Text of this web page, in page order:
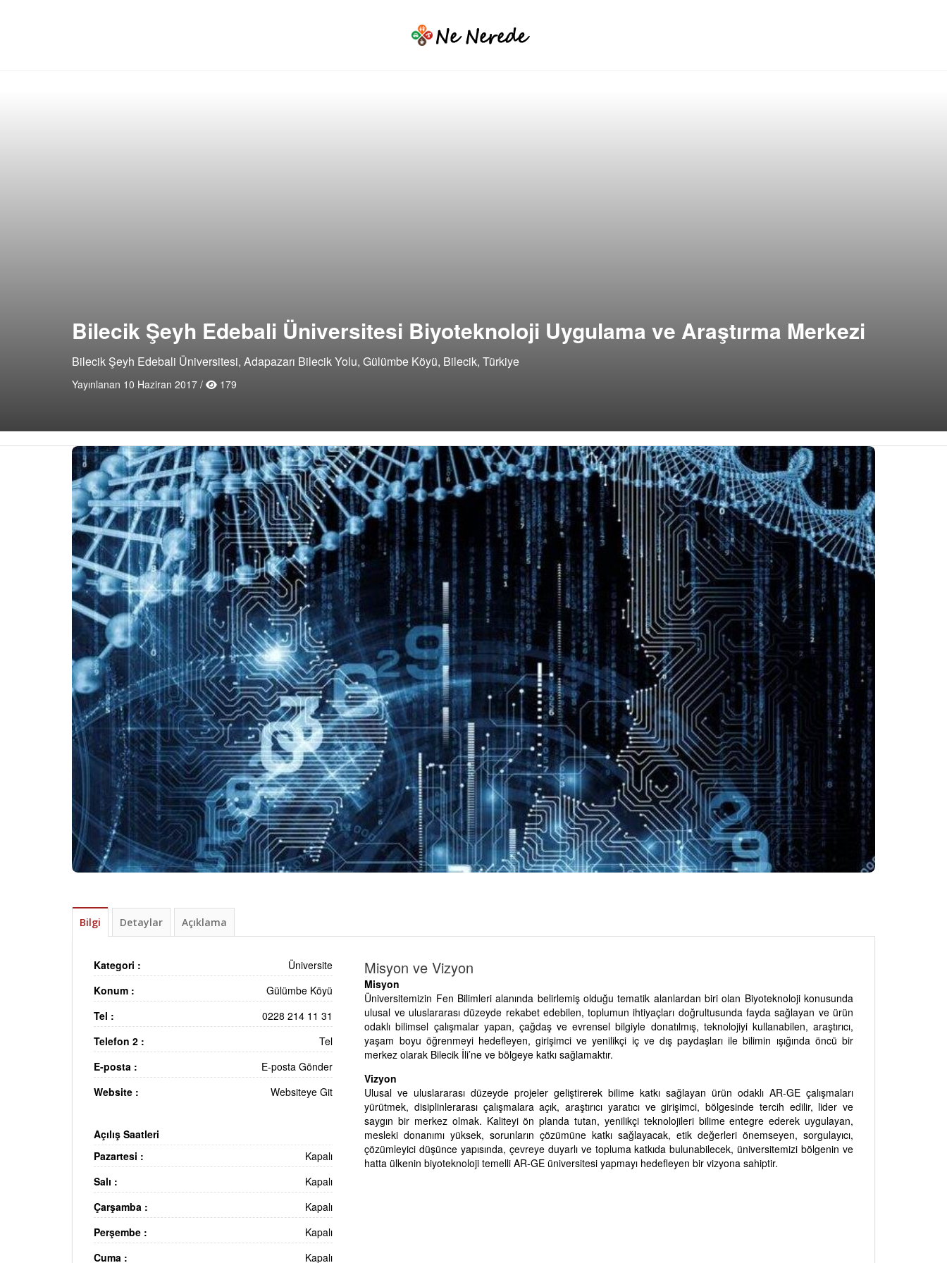
Bilecik Şeyh Edebali Üniversitesi Biyoteknoloji Uygulama ve Araştırma Merkezi
Bilecik Şeyh Edebali Üniversitesi, Adapazarı Bilecik Yolu, Gülümbe Köyü, Bilecik, Türkiye
Yayınlanan 10 Haziran 2017 / 179
Bilgi Detaylar Açıklama
Kategori :
Üniversite
Konum :
Gülümbe Köyü
Tel :
0228 214 11 31
Telefon 2 :
Tel
E-posta :
E-posta Gönder
Website :
Websiteye Git
Açılış Saatleri
Pazartesi :
Kapalı
Salı :
Kapalı
Çarşamba :
Kapalı
Perşembe :
Kapalı
Cuma :
Kapalı
Misyon ve Vizyon
Misyon
Üniversitemizin Fen Bilimleri alanında belirlemiş olduğu tematik alanlardan biri olan Biyoteknoloji konusunda
ulusal ve uluslararası düzeyde rekabet edebilen, toplumun ihtiyaçları doğrultusunda fayda sağlayan ve ürün
odaklı bilimsel çalışmalar yapan, çağdaş ve evrensel bilgiyle donatılmış, teknolojiyi kullanabilen, araştırıcı,
yaşam boyu öğrenmeyi hedefleyen, girişimci ve yenilikçi iç ve dış paydaşları ile bilimin ışığında öncü bir
merkez olarak Bilecik İli’ne ve bölgeye katkı sağlamaktır.
Vizyon
Ulusal ve uluslararası düzeyde projeler geliştirerek bilime katkı sağlayan ürün odaklı AR-GE çalışmaları
yürütmek, disiplinlerarası çalışmalara açık, araştırıcı yaratıcı ve girişimci, bölgesinde tercih edilir, lider ve
saygın bir merkez olmak. Kaliteyi ön planda tutan, yenilikçi teknolojileri bilime entegre ederek uygulayan,
mesleki donanımı yüksek, sorunların çözümüne katkı sağlayacak, etik değerleri önemseyen, sorgulayıcı,
çözümleyici düşünce yapısında, çevreye duyarlı ve topluma katkıda bulunabilecek, üniversitemizi bölgenin ve
hatta ülkenin biyoteknoloji temelli AR-GE üniversitesi yapmayı hedefleyen bir vizyona sahiptir.